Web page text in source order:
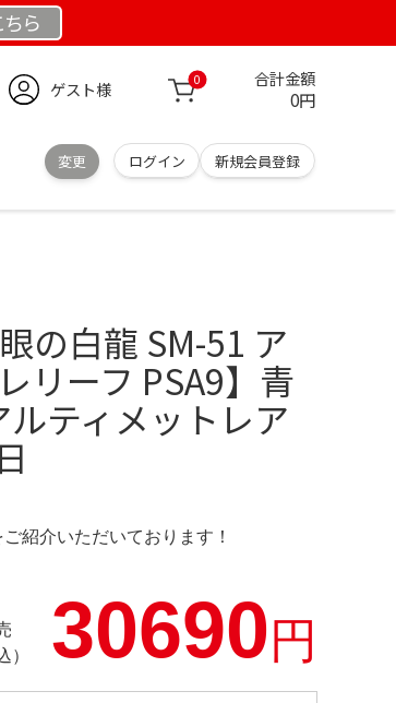
ちら
ゲスト様 0 合計金額
0円
変更 ログイン 新規会員登録
の白龍 SM-51 ア
ーフ PSA9】青
ティメットレア
紹介いただいております！
）
30690円